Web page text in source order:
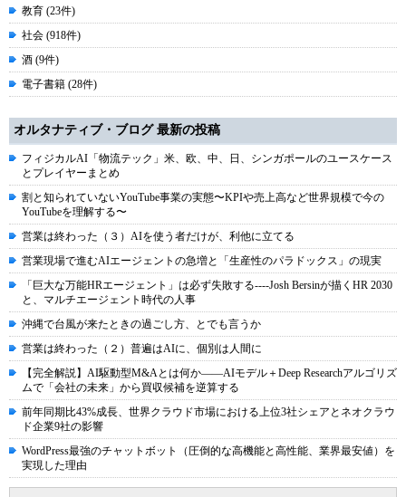
教育 (23件)
社会 (918件)
酒 (9件)
電子書籍 (28件)
オルタナティブ・ブログ 最新の投稿
フィジカルAI「物流テック」米、欧、中、日、シンガポールのユースケース
とプレイヤーまとめ
割と知られていないYouTube事業の実態〜KPIや売上高など世界規模で今の
YouTubeを理解する〜
営業は終わった（３）AIを使う者だけが、利他に立てる
営業現場で進むAIエージェントの急増と「生産性のパラドックス」の現実
「巨大な万能HRエージェント」は必ず失敗する----Josh Bersinが描くHR 2030
と、マルチエージェント時代の人事
沖縄で台風が来たときの過ごし方、とでも言うか
営業は終わった（２）普遍はAIに、個別は人間に
【完全解説】AI駆動型M&Aとは何か――AIモデル＋Deep Researchアルゴリズ
ムで「会社の未来」から買収候補を逆算する
前年同期比43%成長、世界クラウド市場における上位3社シェアとネオクラウ
ド企業9社の影響
WordPress最強のチャットボット（圧倒的な高機能と高性能、業界最安値）を
実現した理由